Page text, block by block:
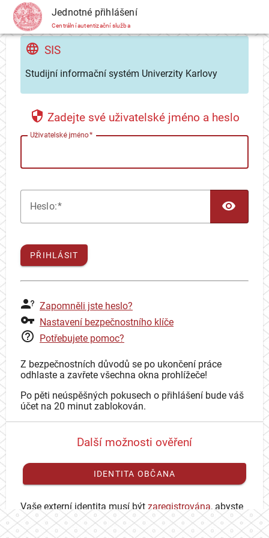
CAS Jednotné přihlášení
Centrální autentizační služba
SIS
Studijní informační systém Univerzity Karlovy
Zadejte své uživatelské jméno a heslo
Uživatelské jméno
Heslo:
PŘIHLÁSIT
Zapomněli jste heslo?
Nastavení bezpečnostního klíče
Potřebujete pomoc?
Z bezpečnostních důvodů se po ukončení práce
odhlaste a zavřete všechna okna prohlížeče!
Po pěti neúspěšných pokusech o přihlášení bude váš
účet na 20 minut zablokován.
Další možnosti ověření
IDENTITA OBČANA
Vaše externí identita musí být zaregistrována, abyste
se mohli přihlásit ke svému CAS účtu.